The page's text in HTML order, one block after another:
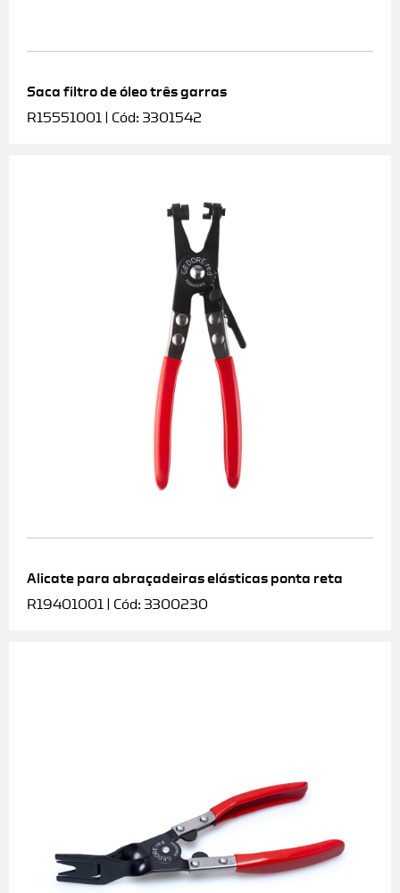
Saca filtro de óleo três garras
R15551001 | Cód: 3301542
Alicate para abraçadeiras elásticas ponta reta
R19401001 | Cód: 3300230